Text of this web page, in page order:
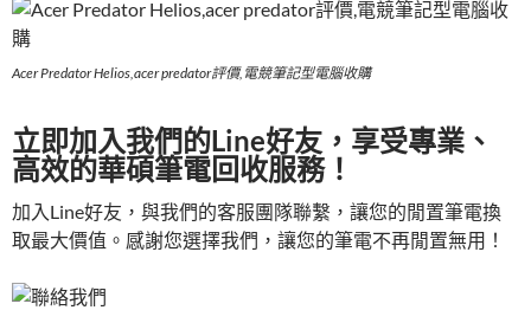
Acer Predator Helios,acer predator評價,電競筆記型電腦收購
立即加入我們的Line好友，享受專業、
高效的華碩筆電回收服務！
加入Line好友​，與我們的客服團隊聯繫，讓您的閒置筆電換
取最大價值。感謝您選擇我們，讓您的筆電不再閒置無用！